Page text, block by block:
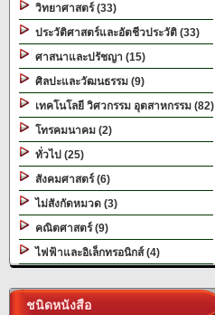
วิทยาศาสตร์ (33)
ประวัติศาสตร์และอัตชีวประวัติ (33)
ศาสนาและปรัชญา (15)
ศิลปะและวัฒนธรรม (9)
เทคโนโลยี วิศวกรรม อุตสาหกรรม (82)
โทรคมนาคม (2)
ทั่วไป (25)
สังคมศาสตร์ (6)
ไม่สังกัดหมวด (3)
คณิตศาสตร์ (9)
ไฟฟ้าและอิเล็กทรอนิกส์ (4)
ชนิดหนังสือ